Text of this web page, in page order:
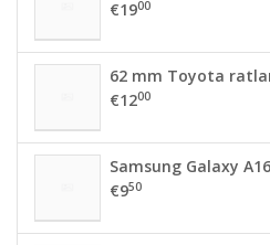
€1900
62 mm Toyota
€1200
Samsung Galaxy
€950